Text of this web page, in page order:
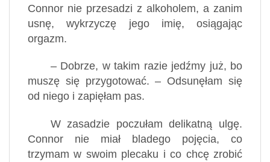
Connor nie przesadzi z alkoholem, a zanim
usnę, wykrzyczę jego imię, osiągając
orgazm.
– Dobrze, w takim razie jedźmy już, bo
muszę się przygotować. – Odsunęłam się
od niego i zapięłam pas.
W zasadzie poczułam delikatną ulgę.
Connor nie miał bladego pojęcia, co
trzymam w swoim plecaku i co chcę zrobić